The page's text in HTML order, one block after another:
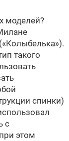
моделей?
такого
спинки)
с
этом